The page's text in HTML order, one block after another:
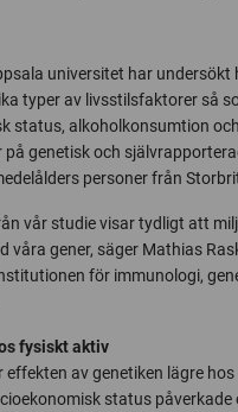
universitet har undersökt
typer av livsstilsfaktorer så
status, alkoholkonsumtion
på genetisk och
personer från
vår studie visar tydligt att
våra gener, säger Mathias
för immunologi,
fysiskt aktiv
effekten av genetiken lägre
status påverkade